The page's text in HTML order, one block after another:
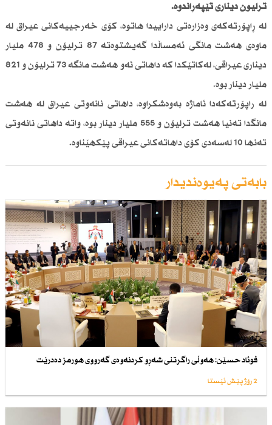
ترلیۆن دیناری تێپەڕاندوە.
لە ڕاپۆرتەكەی وەزارەتی داراییدا هاتوە، كۆی خەرجییەكانی عیراق لە
ماوەی هەشت مانگی ئەمساڵدا گەیشتوەتە 87 ترلیۆن و 478 ملیار
دیناری عیراقی، لەكاتێكدا كە داهاتی ئەو هەشت مانگە 73 ترلیۆن و 821
ملیار دینار بوە.
لە راپۆرتەكەدا ئاماژە بەوەشكراوە، داهاتی نانەوتی عیراق لە هەشت
مانگدا تەنیا هەشت ترلیۆن و 555 ملیار دینار بوە، واتە داهاتی نانەوتی
تەنها 10 لەسەدی كۆی داهاتەكانی عیراقی پێكهێناوە.
بابەتی پەیوەندیدار
فوئاد حسێن: هەوڵی راگرتنی شەڕو كردنەوەی گەرووی هورمز دەدرێت
2 رۆژ پێش ئێستا